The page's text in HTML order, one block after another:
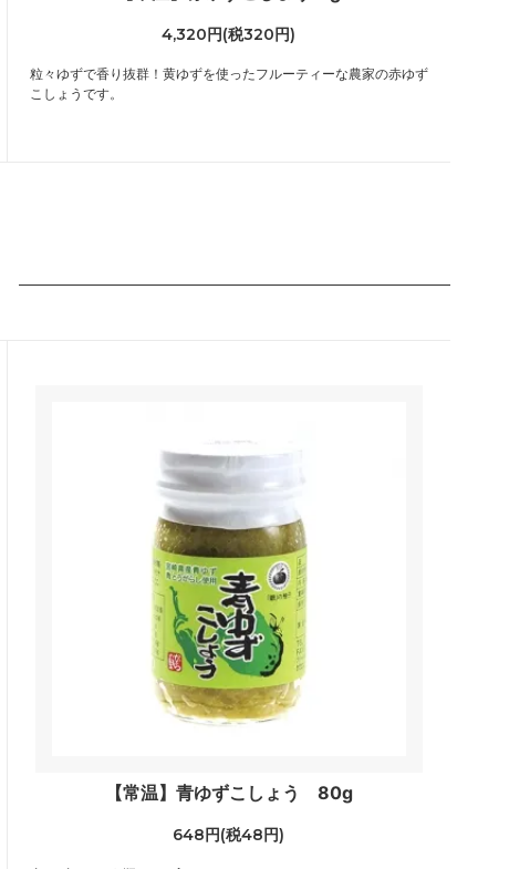
4,320円(税320円)
粒々ゆずで香り抜群！黄ゆずを使ったフルーティーな農家の赤ゆず
こしょうです。
【常温】青ゆずこしょう 80g
648円(税48円)